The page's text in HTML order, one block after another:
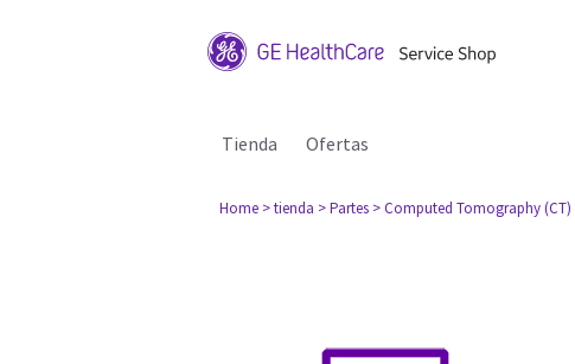
Tienda Ofertas
Home > tienda > Partes > Computed Tomography (CT)